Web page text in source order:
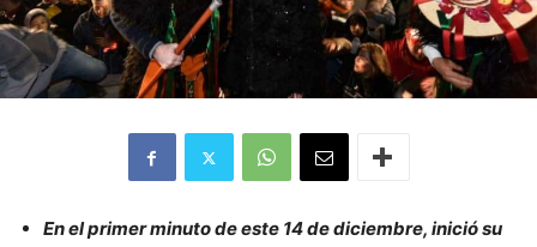
En el primer minuto de este 14 de diciembre, inició su